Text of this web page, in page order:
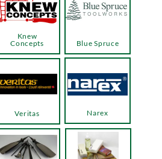
Knew
Concepts
Blue Spruce
Narex
Veritas